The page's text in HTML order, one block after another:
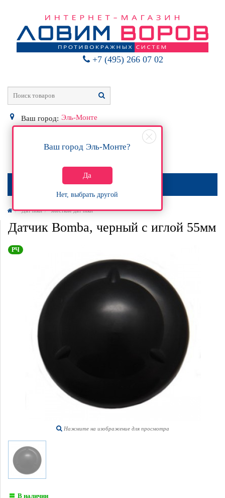
+7 (495) 266 07 02
Ваш город: Эль-Монте
Ваш город Эль-Монте?
Да
Нет, выбрать другой
0Р
МЕНЮ
Датчики Жёсткие датчики
Датчик Bomba, черный с иглой 55мм
РЧ
Нажмите на изображение для просмотра
В наличии